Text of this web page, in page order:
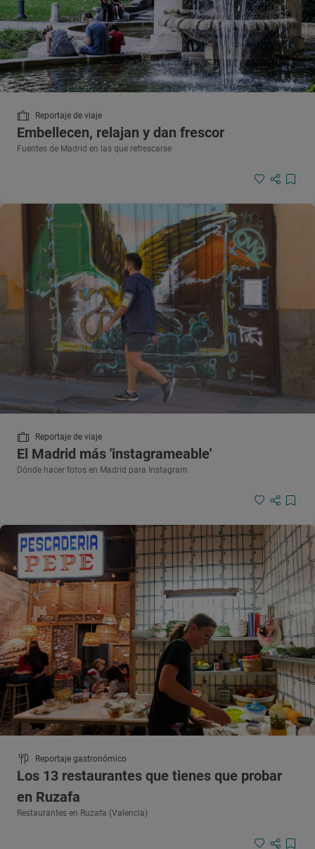
Reportaje de viaje
Embellecen, relajan y dan frescor
Fuentes de Madrid en las que refrescarse
Reportaje de viaje
El Madrid más 'instagrameable'
Dónde hacer fotos en Madrid para Instagram
Reportaje gastronómico
Los 13 restaurantes que tienes que probar
en Ruzafa
Restaurantes en Ruzafa (Valencia)